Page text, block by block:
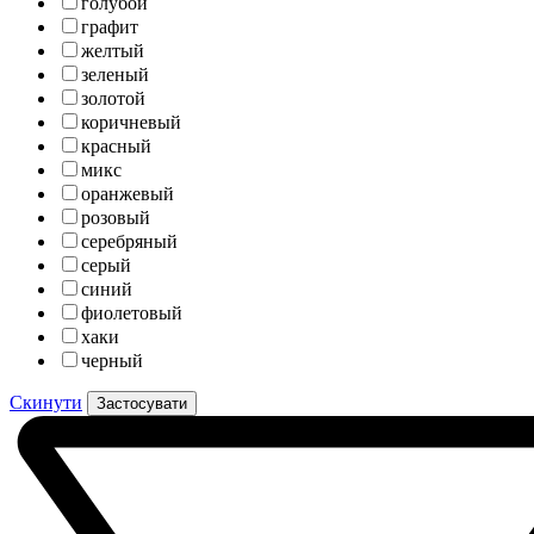
графит
желтый
зеленый
золотой
коричневый
красный
микс
оранжевый
розовый
серебряный
серый
синий
фиолетовый
хаки
черный
Скинути Застосувати